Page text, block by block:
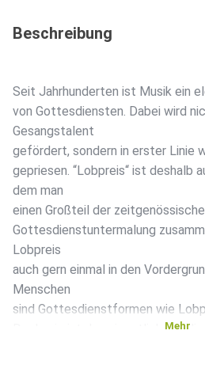
Beschreibung
Seit Jahrhunderten ist Musik ein
von Gottesdiensten. Dabei wird
Gesangstalent
gefördert, sondern in erster Linie
gepriesen. “Lobpreis“ ist deshalb
dem man
einen Großteil der
Gottesdienstuntermalung
Lobpreis
auch gern einmal in den
Menschen
sind Gottesdienstformen wie
Doch wie ist das eigentlich, für
Mehr